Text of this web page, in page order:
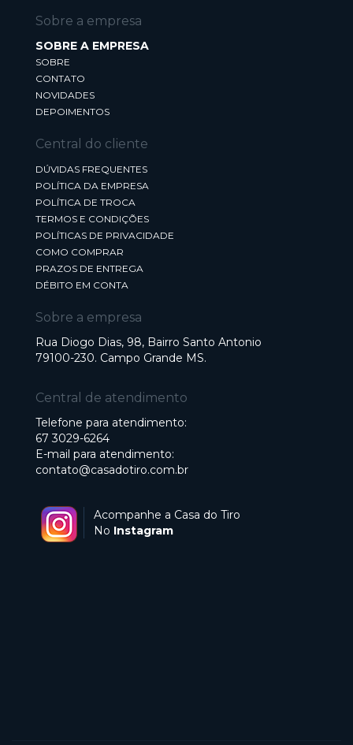
Sobre a empresa
SOBRE A EMPRESA
SOBRE
CONTATO
NOVIDADES
DEPOIMENTOS
Central do cliente
DÚVIDAS FREQUENTES
POLÍTICA DA EMPRESA
POLÍTICA DE TROCA
TERMOS E CONDIÇÕES
POLÍTICAS DE PRIVACIDADE
COMO COMPRAR
PRAZOS DE ENTREGA
DÉBITO EM CONTA
Sobre a empresa
Rua Diogo Dias, 98, Bairro Santo Antonio
79100-230. Campo Grande MS.
Central de atendimento
Telefone para atendimento:
67 3029-6264
E-mail para atendimento:
contato@casadotiro.com.br
Acompanhe a Casa do Tiro
No Instagram